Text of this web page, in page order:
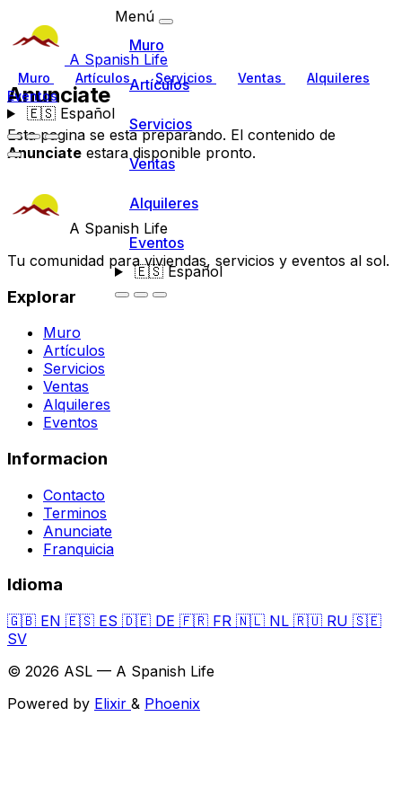
A Spanish Life
Muro Artículos Servicios Ventas
Alquileres
Eventos
🇪🇸Español
Menú
Muro
Artículos
Servicios
Ventas
Alquileres
Eventos
🇪🇸Español
Anunciate
Esta pagina se esta preparando. El contenido de
Anunciate estara disponible pronto.
A Spanish Life
Tu comunidad para viviendas, servicios y eventos al sol.
Explorar
Muro
Artículos
Servicios
Ventas
Alquileres
Eventos
Informacion
Contacto
Terminos
Anunciate
Franquicia
Idioma
🇬🇧 EN 🇪🇸 ES 🇩🇪 DE 🇫🇷 FR 🇳🇱 NL 🇷🇺 RU 🇸🇪
SV
© 2026 ASL — A Spanish Life
Powered by Elixir & Phoenix